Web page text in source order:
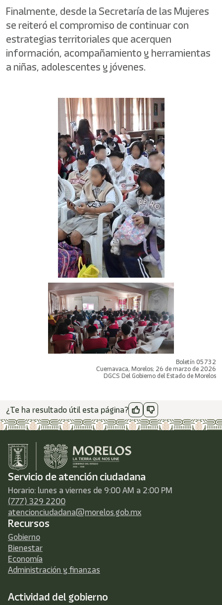
Finalmente, desde la Secretaría de las Mujeres
se reiteró el compromiso de continuar con
estrategias territoriales que acerquen
información, acompañamiento y herramientas
a niñas, adolescentes y jóvenes.
Boletín 05732
Cuernavaca, Morelos; 26 de marzo de 2026
DGCS Del Gobierno del Estado de Morelos
¿Te ha resultado útil esta página?
Servicio de atención ciudadana
Horario: lunes a viernes de 9:00 AM a 2:00 PM
(777) 329 2200
atencionciudadana@morelos.gob.mx
Recursos
Gobierno
Bienestar
Economía
Administración y finanzas
Actividad del gobierno